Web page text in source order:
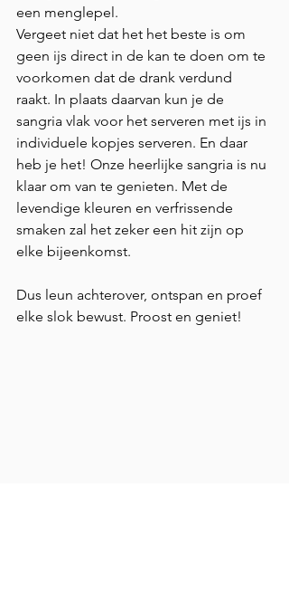
een menglepel.
Vergeet niet dat het het beste is om
geen ijs direct in de kan te doen om te
voorkomen dat de drank verdund
raakt. In plaats daarvan kun je de
sangria vlak voor het serveren met ijs in
individuele kopjes serveren. En daar
heb je het! Onze heerlijke sangria is nu
klaar om van te genieten. Met de
levendige kleuren en verfrissende
smaken zal het zeker een hit zijn op
elke bijeenkomst.
Dus leun achterover, ontspan en proef
elke slok bewust. Proost en geniet!